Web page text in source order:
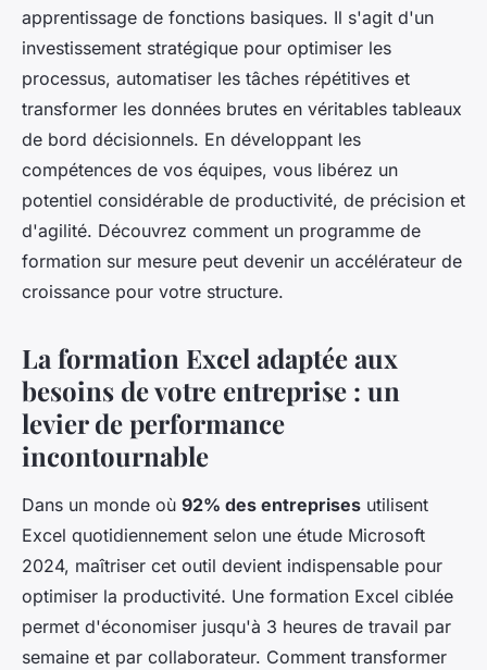
apprentissage de fonctions basiques. Il s'agit d'un
investissement stratégique pour optimiser les
processus, automatiser les tâches répétitives et
transformer les données brutes en véritables tableaux
de bord décisionnels. En développant les
compétences de vos équipes, vous libérez un
potentiel considérable de productivité, de précision et
d'agilité. Découvrez comment un programme de
formation sur mesure peut devenir un accélérateur de
croissance pour votre structure.
La formation Excel adaptée aux
besoins de votre entreprise : un
levier de performance
incontournable
Dans un monde où 92% des entreprises utilisent
Excel quotidiennement selon une étude Microsoft
2024, maîtriser cet outil devient indispensable pour
optimiser la productivité. Une formation Excel ciblée
permet d'économiser jusqu'à 3 heures de travail par
semaine et par collaborateur. Comment transformer